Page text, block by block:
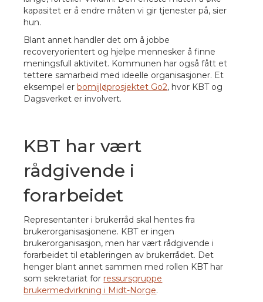
kapasitet er å endre måten vi gir tjenester på, sier
hun.
Blant annet handler det om å jobbe
recoveryorientert og hjelpe mennesker å finne
meningsfull aktivitet. Kommunen har også fått et
tettere samarbeid med ideelle organisasjoner. Et
eksempel er bomijløprosjektet Go2, hvor KBT og
Dagsverket er involvert.
KBT har vært
rådgivende i
forarbeidet
Representanter i brukerråd skal hentes fra
brukerorganisasjonene. KBT er ingen
brukerorganisasjon, men har vært rådgivende i
forarbeidet til etableringen av brukerrådet. Det
henger blant annet sammen med rollen KBT har
som sekretariat for ressursgruppe
brukermedvirkning i Midt-Norge.